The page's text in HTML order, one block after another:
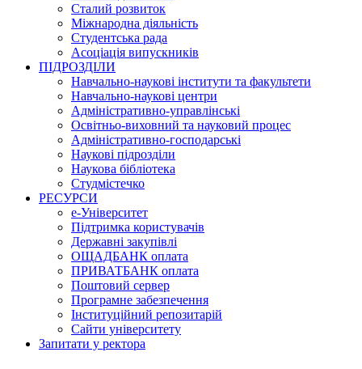
Сталий розвиток
Міжнародна діяльність
Студентська рада
Асоціація випускників
ПІДРОЗДІЛИ
Навчально-наукові інститути та факультети
Навчально-наукові центри
Адміністративно-управлінські
Освітньо-виховний та науковий процес
Адміністративно-господарські
Наукові підрозділи
Наукова бібліотека
Студмістечко
РЕСУРСИ
е-Університет
Підтримка користувачів
Державні закупівлі
ОЩАДБАНК оплата
ПРИВАТБАНК оплата
Поштовий сервер
Програмне забезпечення
Інституційний репозитарій
Сайти університету
Запитати у ректора